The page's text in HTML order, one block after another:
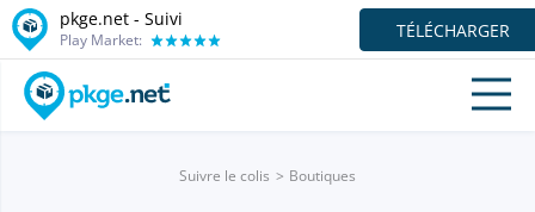
pkge.net - Suivi
Play Market: TÉLÉCHARGER
Suivre le colis Boutiques